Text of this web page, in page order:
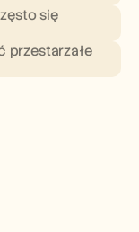
się
przestarzałe